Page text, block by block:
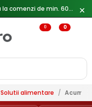
✕
0 0
Solutii alimentare /